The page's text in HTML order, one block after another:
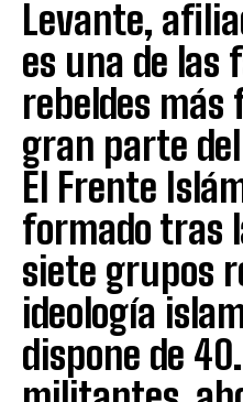
Levante,
es una de las
rebeldes
gran parte
El Frente
formado tras
siete grupos
ideología
dispone de